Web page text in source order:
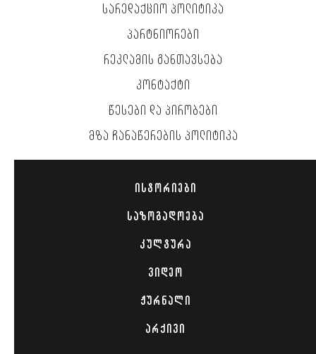
ᲡᲐᲠᲔᲓᲐᲥᲪᲘᲝ ᲞᲝᲚᲘᲢᲘᲙᲐ
ᲞᲐᲠᲢᲜᲘᲝᲠᲔᲑᲘ
ᲠᲔᲙᲚᲐᲛᲘᲡ ᲒᲐᲜᲗᲐᲕᲡᲔᲑᲐ
ᲙᲝᲜᲢᲐᲥᲢᲘ
ᲬᲔᲡᲔᲑᲘ ᲓᲐ ᲞᲘᲠᲝᲑᲔᲑᲘ
ᲛᲖᲐ ᲩᲐᲜᲐᲬᲔᲠᲔᲑᲘᲡ ᲞᲝᲚᲘᲢᲘᲙᲐ
ᲘᲡᲢᲝᲠᲘᲔᲑᲘ
ᲡᲐᲖᲝᲒᲐᲓᲝᲔᲑᲐ
ᲙᲣᲚᲢᲣᲠᲐ
ᲕᲘᲓᲔᲝ
ᲟᲣᲠᲜᲐᲚᲘ
ᲐᲠᲥᲘᲕᲘ